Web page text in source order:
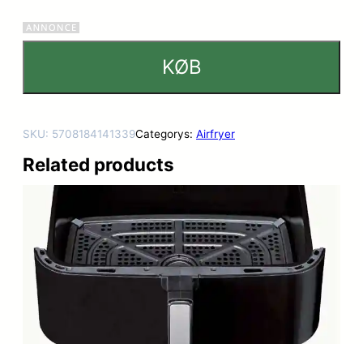
KØB
SKU: 5708184141339Categorys: Airfryer
Related products